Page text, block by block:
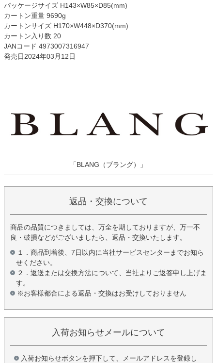
パッケージサイズ H143×W85×D85(mm)
カートン重量 9690g
カートンサイズ H170×W448×D370(mm)
カートン入り数 20
JANコード 4973007316947
発売日2024年03月12日
「BLANG（ブラング）」
返品・交換について
商品の品質につきましては、万全を期しておりますが、万一不
良・破損などがございましたら、返品・交換いたします。
１．商品到着後、7日以内に当社サービスセンターまでお知ら
せください。
２．返送または交換方法について、当社よりご返答申し上げま
す。
※お客様都合による返品・交換はお受けしておりません
入荷お知らせメールについて
入荷お知らせボタンを押下して、メールアドレスを登録し